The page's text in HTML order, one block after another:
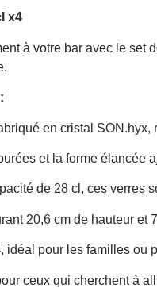
x4
à votre bar avec le set
en cristal SON.hyx,
et la forme élancée
de 28 cl, ces verres
20,6 cm de hauteur et
idéal pour les familles ou
ceux qui cherchent à